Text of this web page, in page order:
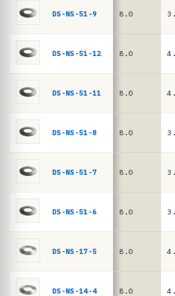
ê
c
s
p
2093
DIN
16983
DS-NS-51-9 8.0
DS-NS-51-12 8.0
DS-NS-51-11 8.0
DS-NS-51-8 8.0
DS-NS-51-7 8.0
DS-NS-51-6 8.0
DS-NS-17-5 8.0
DS-NS-14-4 8.0